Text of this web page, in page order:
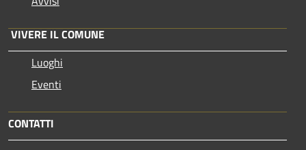
VIVERE IL COMUNE
Luoghi
Eventi
CONTATTI